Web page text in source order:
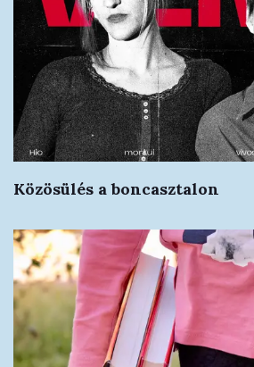
Közösülés a boncasztalon